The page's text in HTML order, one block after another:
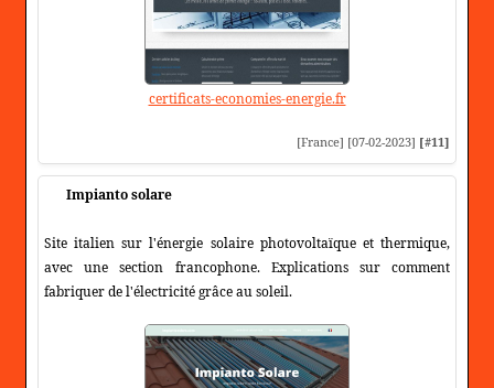
certificats-economies-energie.fr
[France] [07-02-2023] [#11]
Impianto solare
Site italien sur l'énergie solaire photovoltaïque et thermique,
avec une section francophone. Explications sur comment
fabriquer de l'électricité grâce au soleil.